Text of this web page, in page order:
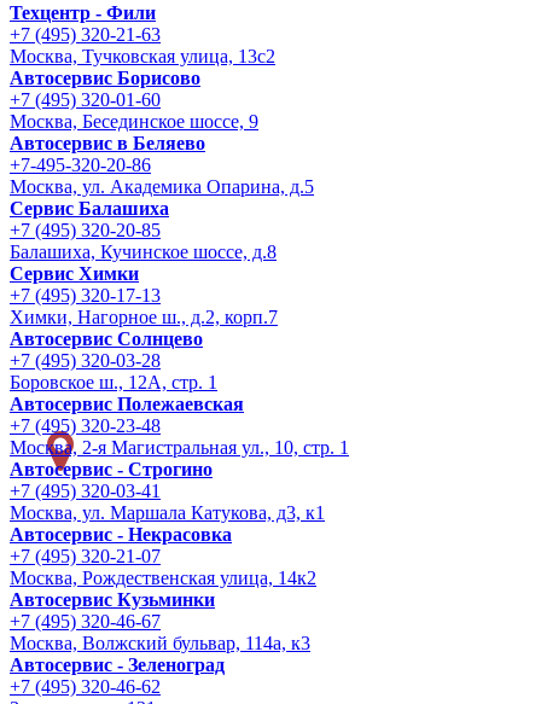
Техцентр - Фили
+7 (495) 320-21-63
Москва, Тучковская улица, 13с2
Автосервис Борисово
+7 (495) 320-01-60
Москва, Бесединское шоссе, 9
Автосервис в Беляево
+7-495-320-20-86
Москва, ул. Академика Опарина, д.5
Сервис Балашиха
+7 (495) 320-20-85
Балашиха, Кучинское шоссе, д.8
Сервис Химки
+7 (495) 320-17-13
Химки, Нагорное ш., д.2, корп.7
Автосервис Солнцево
+7 (495) 320-03-28
Боровское ш., 12А, стр. 1
Автосервис Полежаевская
+7 (495) 320-23-48
Москва, 2-я Магистральная ул., 10, стр. 1
Автосервис - Строгино
+7 (495) 320-03-41
Москва, ул. Маршала Катукова, д3, к1
Автосервис - Некрасовка
+7 (495) 320-21-07
Москва, Рождественская улица, 14к2
Автосервис Кузьминки
+7 (495) 320-46-67
Москва, Волжский бульвар, 114а, к3
Автосервис - Зеленоград
+7 (495) 320-46-62